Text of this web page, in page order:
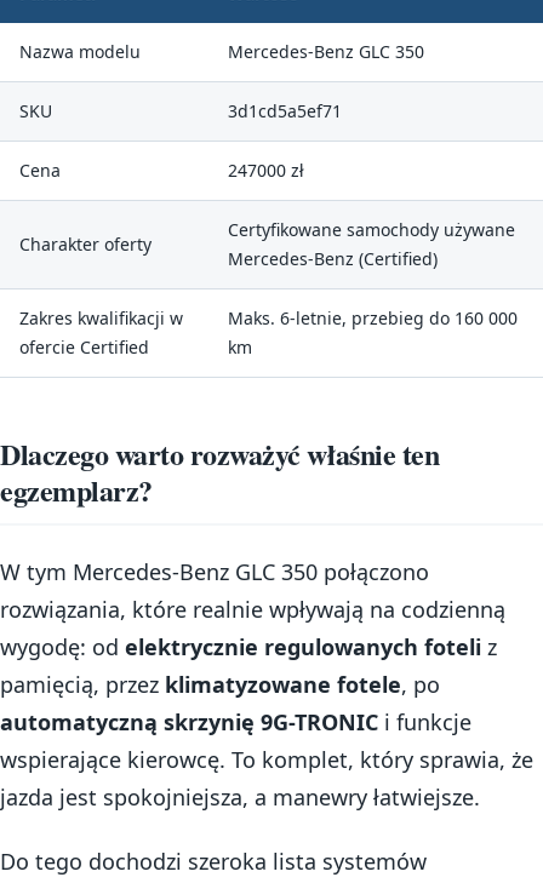
Nazwa modelu Mercedes-Benz GLC 350
SKU 3d1cd5a5ef71
Cena 247000 zł
Charakter oferty
Certyfikowane samochody używane
Mercedes-Benz (Certified)
Zakres kwalifikacji w
ofercie Certified
Maks. 6-letnie, przebieg do 160 000
km
Dlaczego warto rozważyć właśnie ten
egzemplarz?
W tym Mercedes-Benz GLC 350 połączono
rozwiązania, które realnie wpływają na codzienną
wygodę: od elektrycznie regulowanych foteli z
pamięcią, przez klimatyzowane fotele, po
automatyczną skrzynię 9G-TRONIC i funkcje
wspierające kierowcę. To komplet, który sprawia, że
jazda jest spokojniejsza, a manewry łatwiejsze.
Do tego dochodzi szeroka lista systemów